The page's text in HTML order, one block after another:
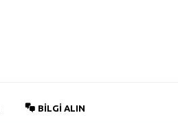
BILGI ALIN